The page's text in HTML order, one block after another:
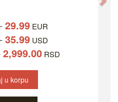
29.99EUR
35.99USD
2,999.00RSD
u korpu